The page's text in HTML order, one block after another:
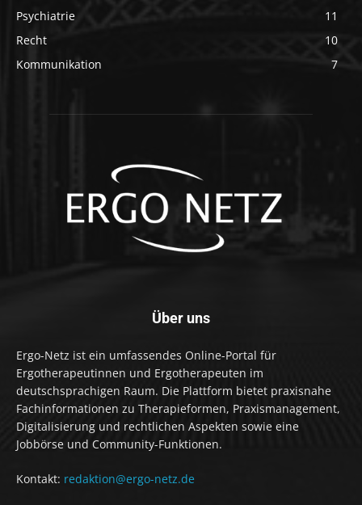
Psychiatrie
11
Recht
10
Kommunikation
7
Über uns
Ergo-Netz ist ein umfassendes Online-Portal für
Ergotherapeutinnen und Ergotherapeuten im
deutschsprachigen Raum. Die Plattform bietet praxisnahe
Fachinformationen zu Therapieformen, Praxismanagement,
Digitalisierung und rechtlichen Aspekten sowie eine
Jobbörse und Community-Funktionen.
Kontakt: redaktion@ergo-netz.de